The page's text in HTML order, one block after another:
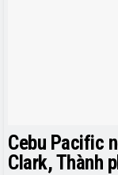
Cebu Pacific
Clark, Thành